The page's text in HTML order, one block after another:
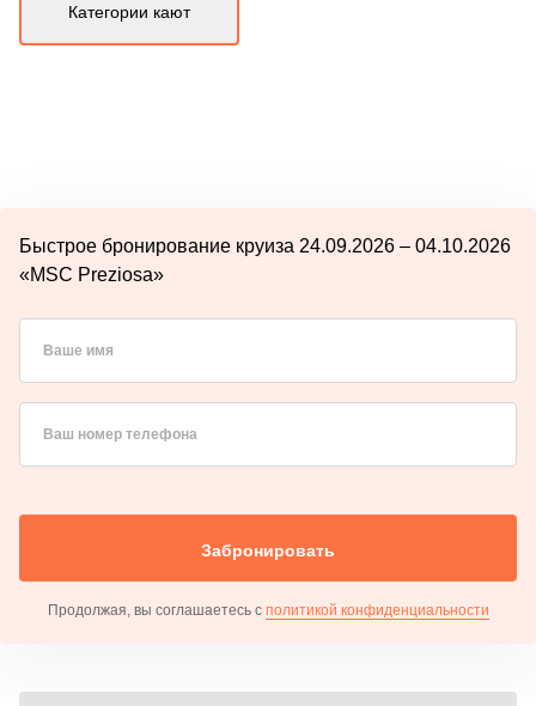
Категории кают
Быстрое бронирование круиза 24.09.2026 – 04.10.2026
«MSC Preziosa»
Ваше имя
Ваш номер телефона
Забронировать
Продолжая, вы соглашаетесь с политикой конфиденциальности